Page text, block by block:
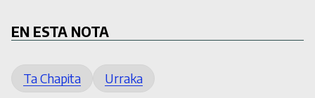
EN ESTA NOTA
Ta Chapita Urraka